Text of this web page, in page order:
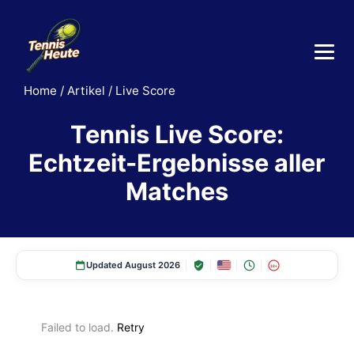
Home / Artikel / Live Score
Tennis Live Score:
Echtzeit-Ergebnisse aller
Matches
Updated August 2026 18+
Failed to load. Retry